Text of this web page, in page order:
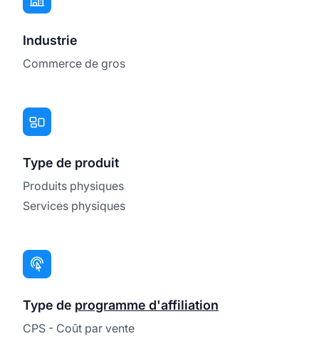
Industrie
Commerce de gros
Type de produit
Produits physiques
Services physiques
Type de programme d'affiliation
CPS - Coût par vente